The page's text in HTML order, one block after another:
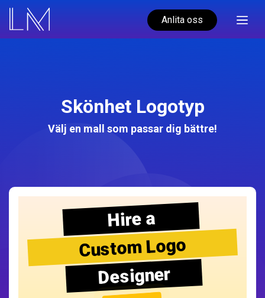
Anlita oss
Skönhet Logotyp
Välj en mall som passar dig bättre!
Hire a
Custom Logo
Designer